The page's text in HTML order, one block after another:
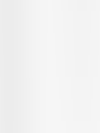
plus sur ce prestataire
et ses prix ? Alors